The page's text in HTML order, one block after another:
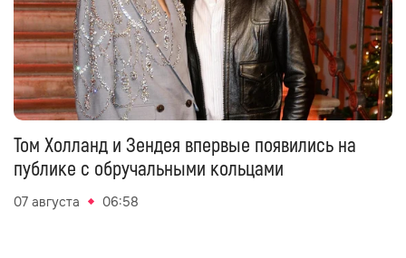
Том Холланд и Зендея впервые появились на
публике с обручальными кольцами
07 августа 06:58